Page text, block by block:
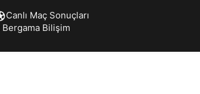
Canlı Maç Sonuçları
Bergama Bilişim